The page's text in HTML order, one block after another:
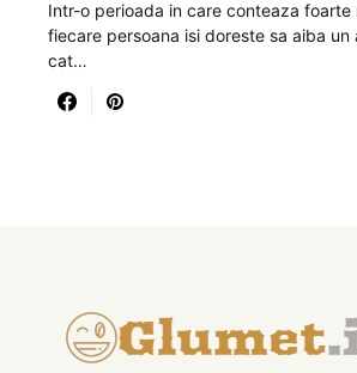
Intr-o perioada in care conteaza foarte
fiecare persoana isi doreste sa aiba
cat…